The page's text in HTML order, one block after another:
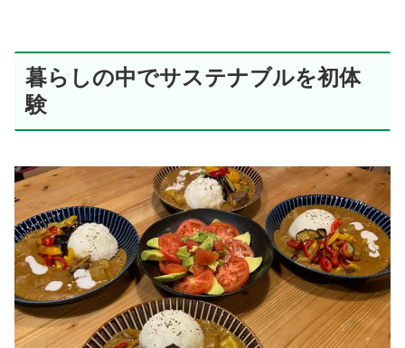
暮らしの中でサステナブルを初体
験